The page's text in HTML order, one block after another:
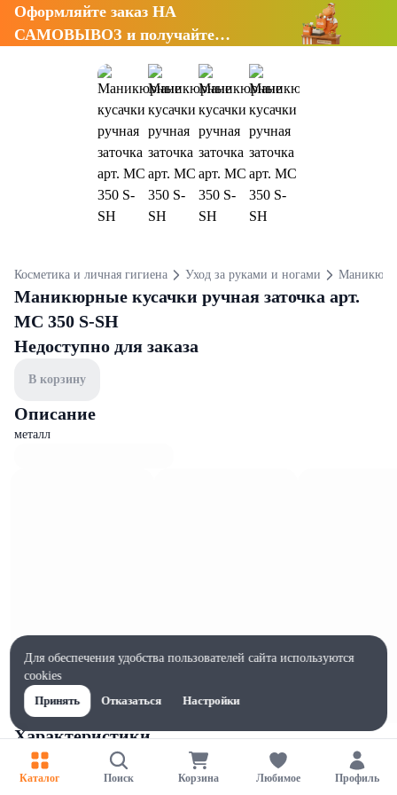
Оформляйте заказ НА
САМОВЫВОЗ и получайте
Косметика и личная гигиена Уход за руками и ногами
Маникюрные кусачки ручная заточка арт.
MC 350 S-SH
Недоступно для заказа
В корзину
Описание
металл
Характеристики
Ширина, мм
75
Каталог Поиск Корзина Любимое Профиль
Для обеспечения удобства пользователей сайта используются
cookies
Принять
Отказаться Настройки